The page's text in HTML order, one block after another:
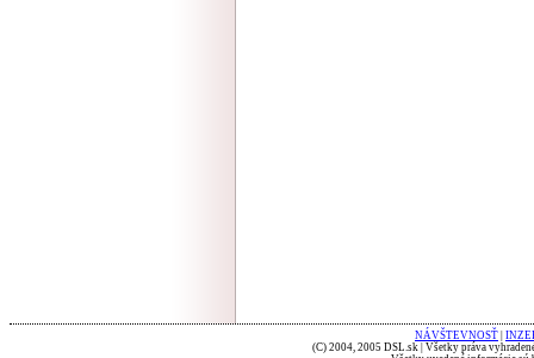
NÁVŠTEVNOSŤ
(C) 2004, 2005 DSL.sk | Všetky práva